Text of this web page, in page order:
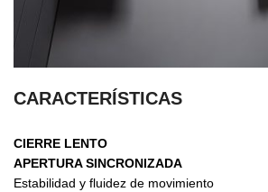
CARACTERÍSTICAS
CIERRE LENTO
APERTURA SINCRONIZADA
Estabilidad y fluidez de movimiento